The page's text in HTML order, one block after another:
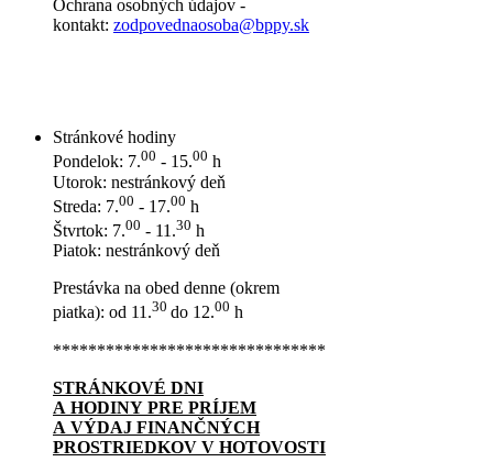
Ochrana osobných údajov -
kontakt: zodpovednaosoba@bppy.sk
Stránkové hodiny
Pondelok: 7.00 - 15.00 h
Utorok: nestránkový deň
Streda: 7.00 - 17.00 h
Štvrtok: 7.00 - 11.30 h
Piatok: nestránkový deň
Prestávka na obed denne (okrem
piatka): od 11.30 do 12.00 h
*******************************
STRÁNKOVÉ DNI
A HODINY PRE PRÍJEM
A VÝDAJ FINANČNÝCH
PROSTRIEDKOV V HOTOVOSTI